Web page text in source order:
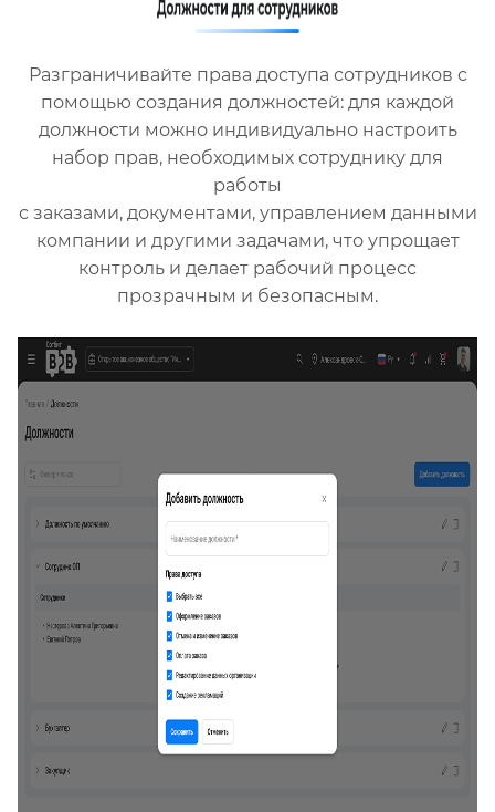
Разграничивайте права доступа сотрудников с
помощью создания должностей: для каждой
должности можно индивидуально настроить
набор прав, необходимых сотруднику для
работы
с заказами, документами, управлением данными
компании и другими задачами, что упрощает
контроль и делает рабочий процесс
прозрачным и безопасным.